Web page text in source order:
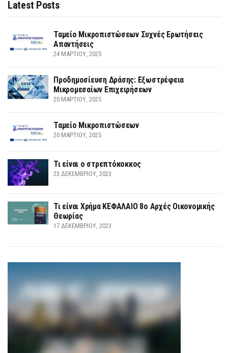
Latest Posts
Ταμείο Μικροπιστώσεων Συχνές Ερωτήσεις
Απαντήσεις
24 ΜΑΡΤΊΟΥ, 2025
Προδημοσίευση Δράσης: Εξωστρέφεια
Μικρομεσαίων Επιχειρήσεων
20 ΜΑΡΤΊΟΥ, 2025
Ταμείο Μικροπιστώσεων
20 ΜΑΡΤΊΟΥ, 2025
Τι είναι ο στρεπτόκοκκος
23 ΔΕΚΕΜΒΡΊΟΥ, 2023
Τι είναι Χρήμα ΚΕΦΑΛΑΙΟ 8ο Αρχές Οικονομικής
Θεωρίας
17 ΔΕΚΕΜΒΡΊΟΥ, 2023